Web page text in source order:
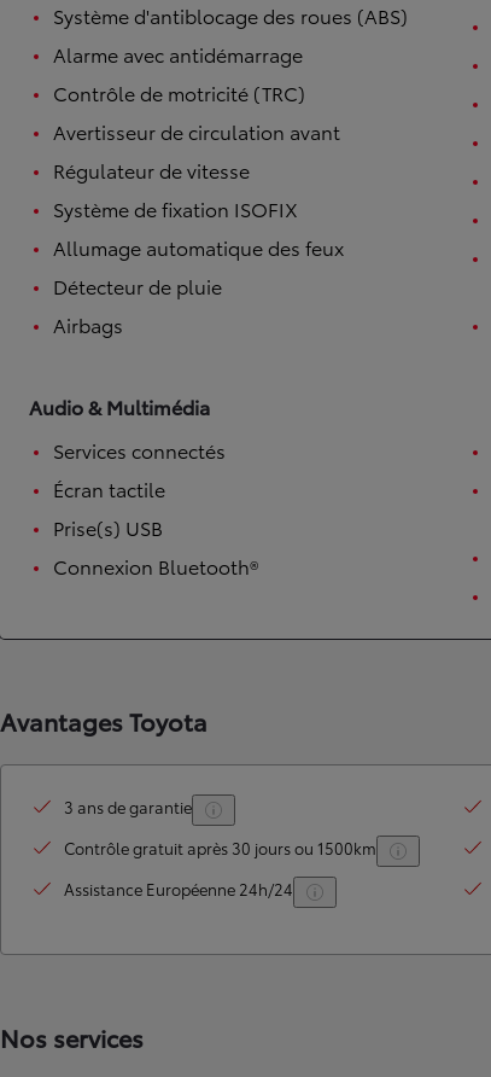
HYBRIDE OU HYBRIDE RECHARGEABLE
Disponible rapidement
Système d'antiblocage des roues (ABS)
Alarme avec antidémarrage
Contrôle de motricité (TRC)
Avertisseur de circulation avant
Régulateur de vitesse
Système de fixation ISOFIX
Allumage automatique des feux
Détecteur de pluie
Airbags
Audio & Multimédia
Services connectés
Écran tactile
Prise(s) USB
Connexion Bluetooth®
Avantages Toyota
3 ans de garantie
Contrôle gratuit après 30 jours ou 1500km
Assistance Européenne 24h/24
Nos services